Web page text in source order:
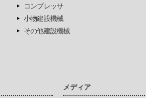
コンプレッサ
小物建設機械
その他建設機械
メディア